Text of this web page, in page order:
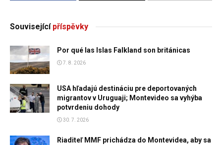
Souvisejícípříspěvky
Por qué las Islas Falkland son británicas
7. 8. 2026
USA hľadajú destináciu pre deportovaných
migrantov v Uruguaji; Montevideo sa vyhýba
potvrdeniu dohody
30. 7. 2026
Riaditeľ MMF prichádza do Montevidea, aby sa